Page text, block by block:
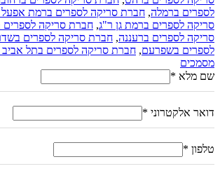
לספרים ברמלה, חברת סריקה לספרים ברמת
סריקה לספרים ברמת גן ר"ג, חברת סריקה לספרים
סריקה לספרים ברעננה, חברת סריקה לספרים
לספרים בשפרעם, חברת סריקה לספרים בתל
מסמכים
שם מלא *
דואר אלקטרוני *
טלפון *